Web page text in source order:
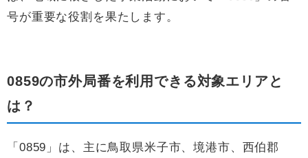
号が重要な役割を果たします。
0859の市外局番を利用できる対象エリアと
は？
「0859」は、主に鳥取県米子市、境港市、西伯郡